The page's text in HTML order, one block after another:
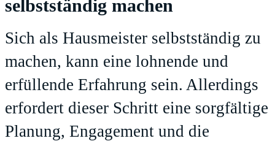
selbstständig machen
Sich als Hausmeister selbstständig zu
machen, kann eine lohnende und
erfüllende Erfahrung sein. Allerdings
erfordert dieser Schritt eine sorgfältige
Planung, Engagement und die